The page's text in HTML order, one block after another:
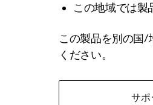
この地域では製
この製品を別の国/
ください。
サ